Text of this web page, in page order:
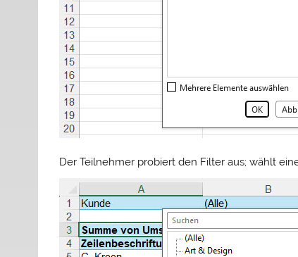
Der Teilnehmer probiert den Filter aus; wählt